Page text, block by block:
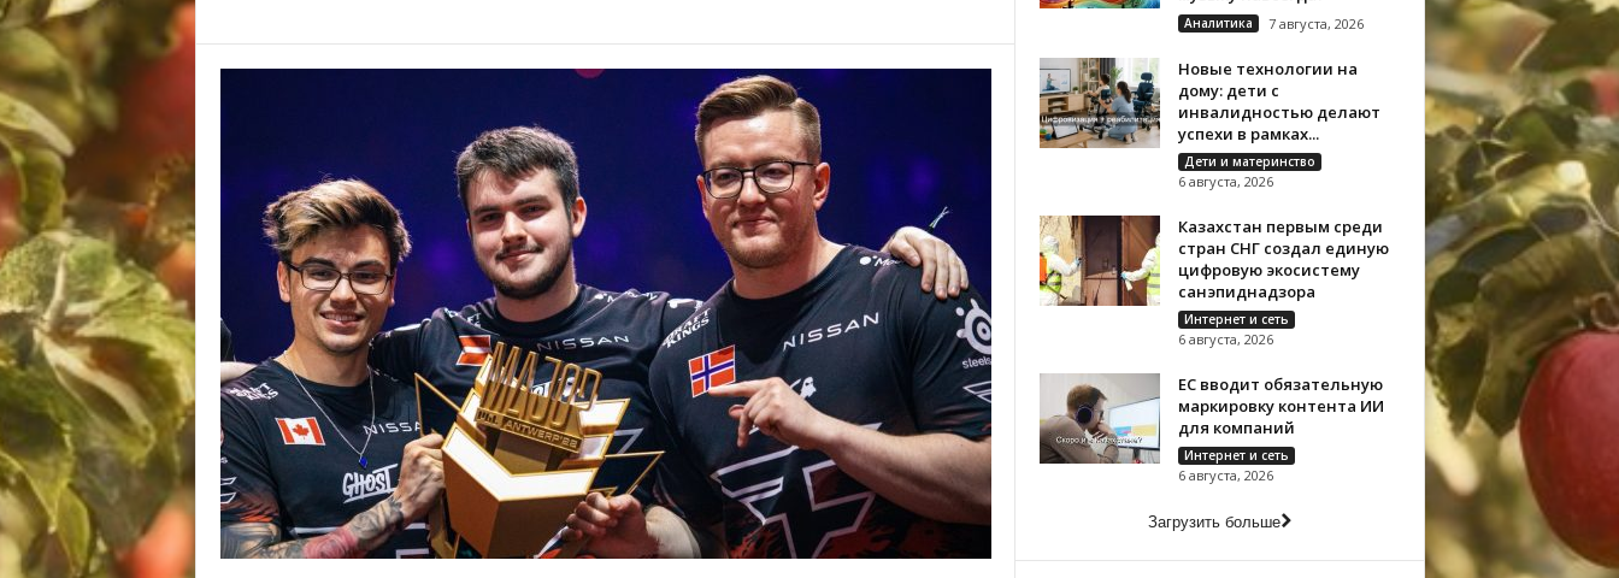
Аналитика 7 августа, 2026
Новые технологии на
дому: дети с
инвалидностью делают
успехи в рамках...
Дети и материнство
6 августа, 2026
Казахстан первым среди
стран СНГ создал единую
цифровую экосистему
санэпиднадзора
Интернет и сеть
6 августа, 2026
ЕС вводит обязательную
маркировку контента ИИ
для компаний
Интернет и сеть
6 августа, 2026
Загрузить больше